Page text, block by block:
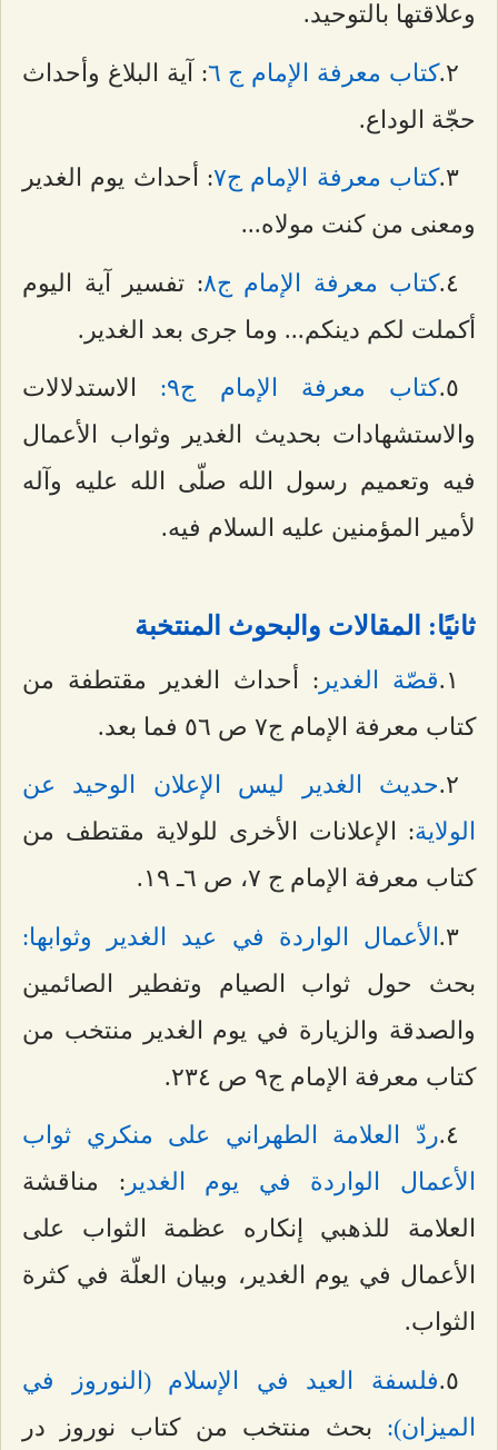
وعلاقتها بالتوحيد.
٢. كتاب معرفة الإمام ج ٦
: آية البلاغ وأحداث
حجّة الوداع.
٣. كتاب معرفة الإمام ج۷ : أحداث يوم الغدير
ومعنى من كنت مولاه...
٤. كتاب معرفة الإمام ج۸ : تفسير آية اليوم
أكملت لكم دينكم... وما جرى بعد الغدير.
٥. كتاب معرفة الإمام ج٩:
الاستدلالات
والاستشهادات بحديث الغدير وثواب الأعمال
فيه وتعميم رسول الله صلّى الله عليه وآله
لأمير المؤمنين عليه السلام فيه.
ثانيًا: المقالات والبحوث المنتخبة
۱. قصّة الغدير : أحداث الغدير مقتطفة من
كتاب معرفة الإمام ج۷ ص ٥٦ فما بعد.
٢. حديث الغدير ليس الإعلان الوحيد عن
الولاية: الإعلانات الأخرى للولاية مقتطف من
كتاب معرفة الإمام ج ۷، ص ٦ـ ۱٩.
٣.
الأعمال الواردة في عيد الغدير وثوابها:
بحث حول ثواب الصيام وتفطير الصائمين
والصدقة والزيارة في يوم الغدير منتخب من
كتاب معرفة الإمام ج٩ ص ٢٣٤.
٤. ردّ العلامة الطهراني على منكري ثواب
الأعمال الواردة في يوم الغدير : مناقشة
العلامة للذهبي إنكاره عظمة الثواب على
الأعمال في يوم الغدير، وبيان العلّة في كثرة
الثواب.
٥. فلسفة العيد في الإسلام (النوروز في
الميزان): بحث منتخب من كتاب نوروز در